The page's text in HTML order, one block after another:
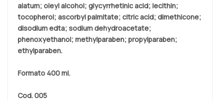
alatum; oleyl alcohol; glycyrrhetinic acid; lecithin;
tocopherol; ascorbyl palmitate; citric acid; dimethicone;
disodium edta; sodium dehydroacetate;
phenoxyethanol; methylparaben; propylparaben;
ethylparaben.
Formato 400 ml.
Cod.005